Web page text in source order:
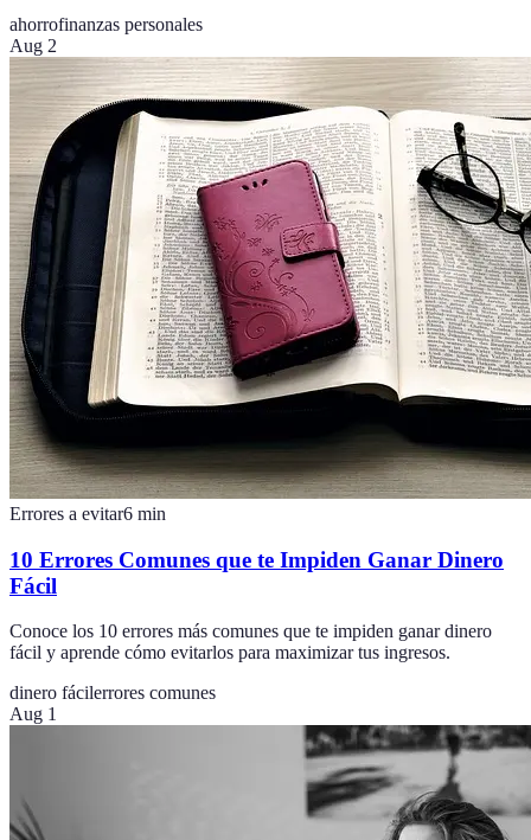
ahorrofinanzas personales
Aug 2
Errores a evitar6 min
10 Errores Comunes que te Impiden Ganar Dinero
Fácil
Conoce los 10 errores más comunes que te impiden ganar dinero
fácil y aprende cómo evitarlos para maximizar tus ingresos.
dinero fácilerrores comunes
Aug 1